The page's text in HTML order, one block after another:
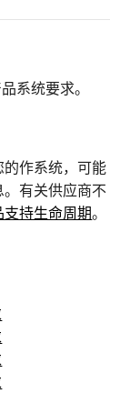
系统要求。
作系统，可能
有关供应商不
支持生命周期。